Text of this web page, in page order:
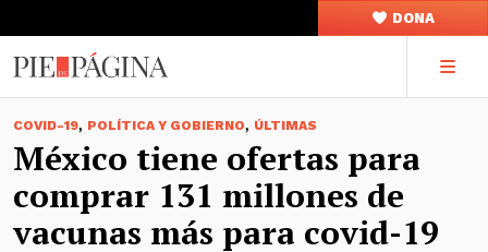
DONA
COVID-19, POLÍTICA Y GOBIERNO, ÚLTIMAS
México tiene ofertas para
comprar 131 millones de
vacunas más para covid-19